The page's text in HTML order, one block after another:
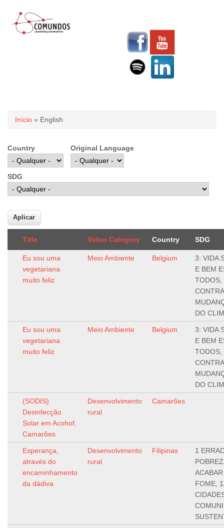
Você está aqui
Início » English
Country Original Language
SDG
Title Video Category Country SDG
Eu sou uma
vegetariana
muito feliz
Meio Ambiente Belgium
3: VIDA
E BEM
TODOS,
DO
Eu sou uma
vegetariana
muito feliz
Meio Ambiente Belgium
3: VIDA
E BEM
TODOS,
DO
(SODIS)
Desinfecção
Solar em Acohof,
Camarões
Desenvolvimento
rural
Camarões
Esperança,
através do
encaminhamento
da dádiva
Desenvolvimento
rural
Filipinas
1
FOME,